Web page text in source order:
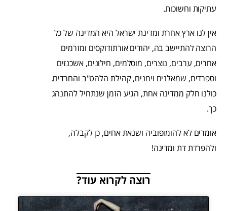
עתיקות וחשוכות.
אין לנו ארץ אחרת ומדינת ישראל היא המדינה של כל
הרוצה להתיישב בה, יהודים אורתודוקסים ומזרמים
אחרים, ערבים, נוצרים, מוסלמים, חילונים, אשכנזים
וספרדים, שמאלנים וימנים, קהילת הלהט"ב והחרדים.
כולנו חלק ממדינה אחת, הגיע הזמן שנתחיל להתנהג
כך.
אומרים לא להומופוביה ושנאת אחים, כן לקבלה,
ולהפרדת דת ומדינה!
רוצה לקרוא עוד?